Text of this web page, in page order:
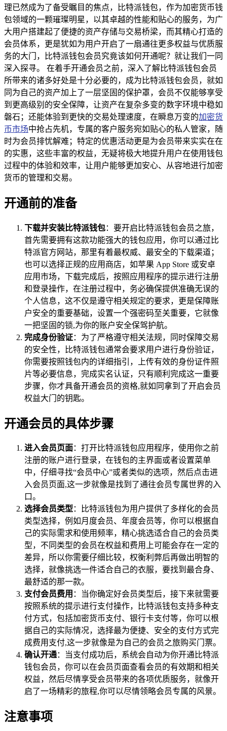
理已然成为了备受瞩目的焦点，比特派钱包，作为加密货币钱
包领域的一颗璀璨明星，以其卓越的性能和贴心的服务，为广
大用户搭建起了便捷的资产存储与交易桥梁，而其精心打造的
会员体系，更是犹如为用户开启了一扇通往更多权益与优质服
务的大门，比特派钱包会员究竟该如何开通呢？就让我们一同
深入探寻。 在着手开通会员之前，深入了解比特派钱包会员
所带来的诸多好处是十分必要的，成为比特派钱包会员，就如
同为自己的资产加上了一层坚固的保护罩，会员不仅能够享受
到更高级别的安全保障，让资产在复杂多变的数字环境中稳如
磐石；还能体验到更快的交易处理速度，在瞬息万变的加密货
币市场中抢占先机，专属的客户服务宛如贴心的私人管家，随
时为会员排忧解难；特定的优惠活动更是为会员带来实实在在
的实惠，这些丰富的权益，无疑将极大地提升用户在使用钱包
过程中的体验和效率，让用户能够更加安心、从容地进行加密
货币的管理和交易。
开通前的准备
下载并安装比特派钱包：要开启比特派钱包会员之旅，
首先需要拥有这款功能强大的钱包应用，你可以通过比
特派官方网站，那里有着最权威、最安全的下载渠道；
也可以选择正规的应用商店，如苹果 App Store 或安卓
应用市场，下载完成后，按照应用程序的提示进行注册
和登录操作，在注册过程中，务必确保提供准确无误的
个人信息，这不仅是遵守相关规定的要求，更是保障账
户安全的重要基础，设置一个强密码至关重要，它就像
一把坚固的锁,为你的账户安全保驾护航。
完成身份验证：为了严格遵守相关法规，同时保障交易
的安全性，比特派钱包通常会要求用户进行身份验证，
你需要按照钱包内的详细指引，上传有效的身份证件照
片等必要信息，完成实名认证，只有顺利完成这一重要
步骤，你才具备开通会员的资格,就如同拿到了开启会员
权益大门的钥匙。
开通会员的具体步骤
进入会员页面：打开比特派钱包应用程序，使用你之前
注册的账户进行登录，在钱包的主界面或者设置菜单
中，仔细寻找“会员中心”或者类似的选项，然后点击进
入会员页面,这一步就像是找到了通往会员专属世界的入
口。
选择会员类型：比特派钱包为用户提供了多样化的会员
类型选择，例如月度会员、年度会员等，你可以根据自
己的实际需求和使用频率，精心挑选适合自己的会员类
型，不同类型的会员在权益和费用上可能会存在一定的
差异，所以你需要仔细比较，权衡利弊后再做出明智的
选择，就像挑选一件适合自己的衣服，要找到最合身、
最舒适的那一款。
支付会员费用 ：当你确定好会员类型后，接下来就需要
按照系统的提示进行支付操作，比特派钱包支持多种支
付方式，包括加密货币支付、银行卡支付等，你可以根
据自己的实际情况，选择最为便捷、安全的支付方式完
成费用支付,这一步就像是为自己的会员之旅购买门票。
确认开通：当支付成功后，系统会自动为你开通比特派
钱包会员，你可以在会员页面查看会员的有效期和相关
权益，然后尽情享受会员带来的各项优质服务，就像开
启了一场精彩的旅程,你可以尽情领略会员专属的风景。
注意事项